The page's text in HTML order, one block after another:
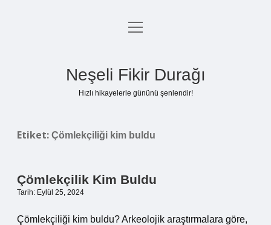
Anasayfa
menüyü
Neşeli Fikir Durağı
Hızlı hikayelerle gününü şenlendir!
Etiket: Çömlekçiliği kim buldu
Çömlekçilik Kim Buldu
Tarih: Eylül 25, 2024
Çömlekçiliği kim buldu? Arkeolojik araştırmalara göre,